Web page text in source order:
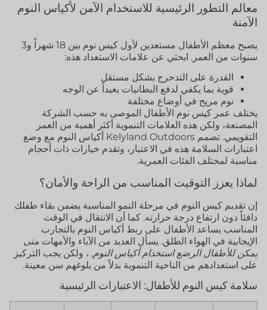
معالم التطور الرئيسية للاستخدام الآمن لأكياس النوم
الآمنة
يصبح معظم الأطفال مستعدين لأول كيس نوم بين 18 شهراً و3
سنوات من العمر. ابحثي عن علامات الاستعداد هذه:
القدرة على التدحرج بشكل مستقل
قوية بما يكفي لدفع البطانيات بعيداً عن الوجه
نوم مريح في أوضاع مختلفة
يختلف عمر كيس نوم الأطفال الموصى به حسب الشركة
المصنعة، ولكن هذه العلامات التنموية أكثر أهمية من العمر
التقويمي. تصمم Kelyland Outdoors أكياس النوم مع وضع
اعتبارات السلامة هذه في الاعتبار، وتقدم خيارات ذات أحجام
مناسبة لمختلف الفئات العمرية.
لماذا يعزز التوقيت المناسب من الراحة والأمان؟
إن تقديم كيس النوم في مرحلة النمو المناسبة يضمن بقاء طفلك
دافئاً دون ارتفاع درجة حرارته. كما أن الانتقال في الوقت
المناسب يساعد الأطفال على ربط أكياس النوم بالتجارب
الإيجابية في الهواء الطلق. يسأل العديد من الآباء والأمهات متى
يمكن للأطفال الرضع استخدام أكياس النوم, ، ولكن يجب التركيز
على استعدادهم من الناحية التنموية بدلاً من بلوغهم سن معينة.
سلامة كيس النوم للأطفال: الاعتبارات الرئيسية